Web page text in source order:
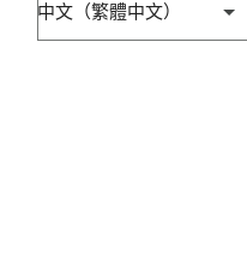
中文（繁體中文）